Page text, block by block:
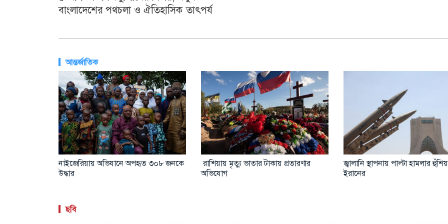
বাংলাদেশের পথচলা ও ঐতিহাসিক তাৎপর্য
আন্তর্জাতিক
রাশিয়ার ভয়াবহ হামলায় ইউক্রেনে নিহত ১৭ আল-আকসা দখলের পথে ইসরাইল হরমুজ চুক্তি নিয়ে আশাবাদী
ছবি